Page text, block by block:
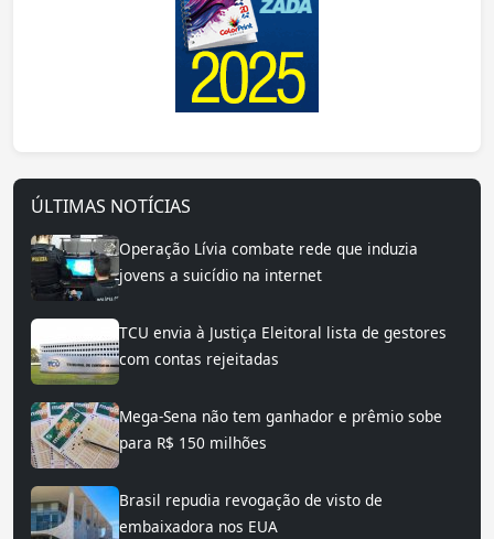
ÚLTIMAS NOTÍCIAS
Operação Lívia combate rede que induzia
jovens a suicídio na internet
TCU envia à Justiça Eleitoral lista de gestores
com contas rejeitadas
Mega-Sena não tem ganhador e prêmio sobe
para R$ 150 milhões
Brasil repudia revogação de visto de
embaixadora nos EUA